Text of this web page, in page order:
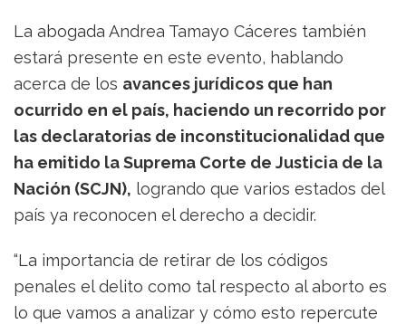
La abogada Andrea Tamayo Cáceres también
estará presente en este evento, hablando
acerca de los avances jurídicos que han
ocurrido en el país, haciendo un recorrido por
las declaratorias de inconstitucionalidad que
ha emitido la Suprema Corte de Justicia de la
Nación (SCJN), logrando que varios estados del
país ya reconocen el derecho a decidir.
“La importancia de retirar de los códigos
penales el delito como tal respecto al aborto es
lo que vamos a analizar y cómo esto repercute